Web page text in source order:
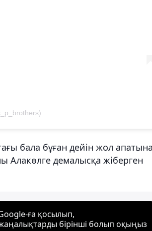
бала бұған дейін жол
Алакөлге демалысқа жіберген
ға қосылып,
бірінші болып оқыңыз